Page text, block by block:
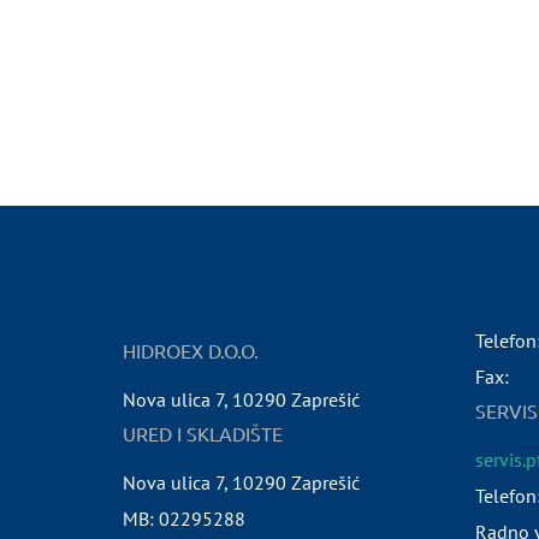
HIDROEX D.O.O.
Nova ulica 7, 10290 Zaprešić
URED I SKLADIŠTE
Nova ulica 7, 10290 Zaprešić
MB: 02295288
Fax:
SERVIS
Radno